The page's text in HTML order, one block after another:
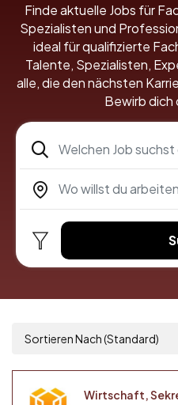
Finde aktuelle Jobs für
Spezialisten und
ideal für qualifizierte
Talente, Spezialisten,
alle, die den nächsten
Bewirb dich
Sortieren Nach (Standard)
Wirtschaft,